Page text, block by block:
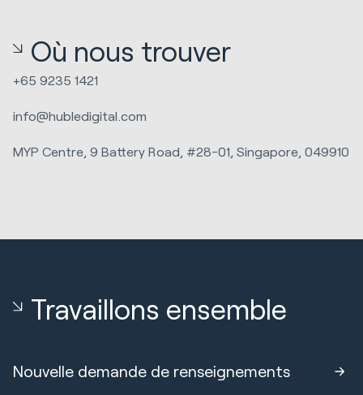
Où nous trouver
+65 9235 1421
info@hubledigital.com
MYP Centre, 9 Battery Road, #28-01, Singapore, 049910
Travaillons ensemble
Nouvelle demande de renseignements